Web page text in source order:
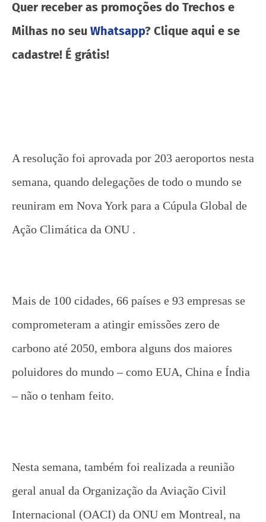
Quer receber as promoções do Trechos e
Milhas no seu Whatsapp? Clique aqui e se
cadastre! É grátis!
A resolução foi aprovada por 203 aeroportos nesta
semana, quando delegações de todo o mundo se
reuniram em Nova York para a Cúpula Global de
Ação Climática da ONU .
Mais de 100 cidades, 66 países e 93 empresas se
comprometeram a atingir emissões zero de
carbono até 2050, embora alguns dos maiores
poluidores do mundo – como EUA, China e Índia
– não o tenham feito.
Nesta semana, também foi realizada a reunião
geral anual da Organização da Aviação Civil
Internacional (OACI) da ONU em Montreal, na